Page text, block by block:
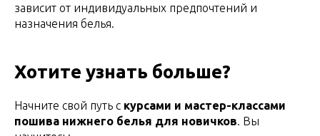
зависит от индивидуальных предпочтений и
назначения белья.
Хотите узнать больше?
Начните свой путь с курсами и мастер-классами
пошива нижнего белья для новичков. Вы